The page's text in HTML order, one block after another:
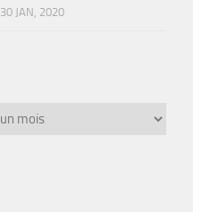
30 JAN, 2020